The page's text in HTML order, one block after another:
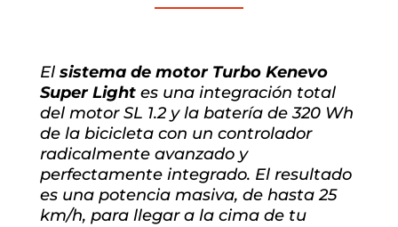
El sistema de motor Turbo Kenevo
Super Lightes una integración total
del motor SL 1.2 y la batería de 320 Wh
de la bicicleta con un controlador
radicalmente avanzado y
perfectamente integrado. El resultado
es una potencia masiva, de hasta 25
km/h, para llegar a la cima de tu